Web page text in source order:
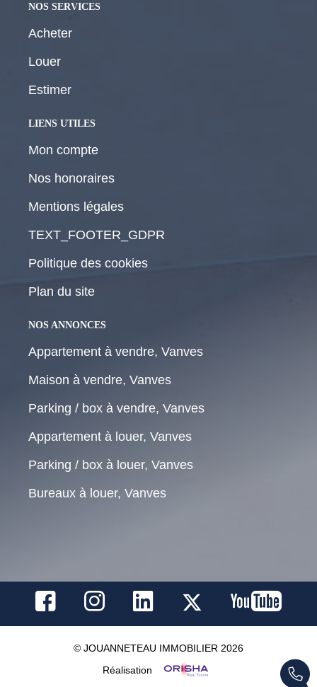
NOS SERVICES
Acheter
Louer
Estimer
LIENS UTILES
Mon compte
Nos honoraires
Mentions légales
TEXT_FOOTER_GDPR
Politique des cookies
Plan du site
NOS ANNONCES
Appartement à vendre, Vanves
Maison à vendre, Vanves
Parking / box à vendre, Vanves
Appartement à louer, Vanves
Parking / box à louer, Vanves
Bureaux à louer, Vanves
© JOUANNETEAU IMMOBILIER 2026
Réalisation